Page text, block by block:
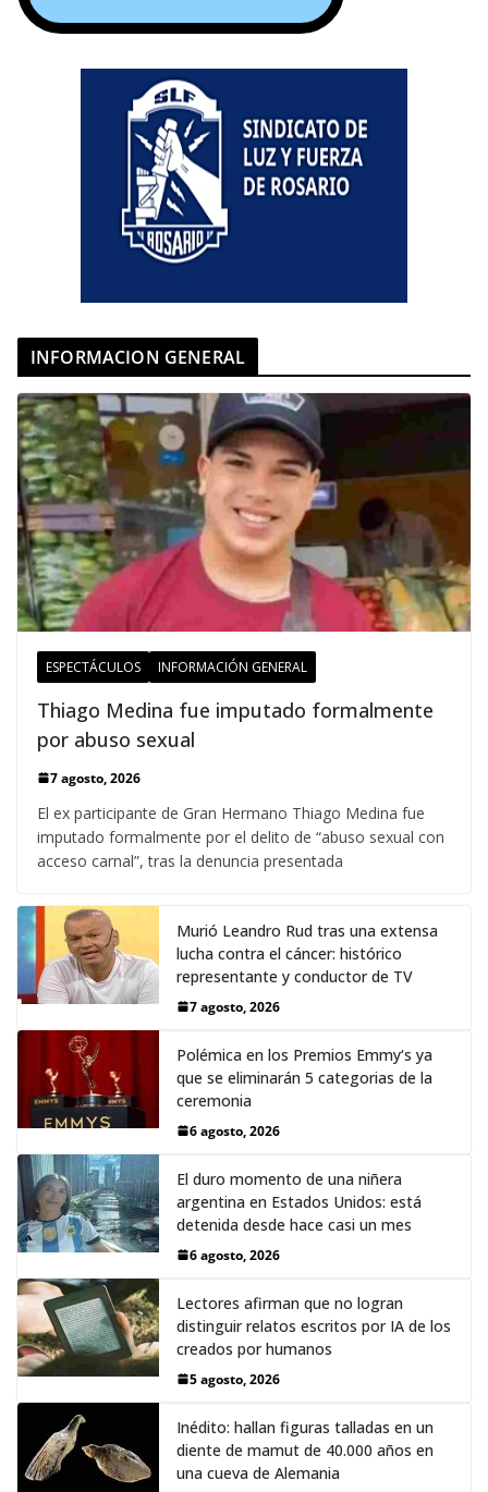
INFORMACION GENERAL
ESPECTÁCULOS INFORMACIÓN GENERAL
Thiago Medina fue imputado formalmente
por abuso sexual
7 agosto, 2026
El ex participante de Gran Hermano Thiago Medina fue
imputado formalmente por el delito de “abuso sexual con
acceso carnal”, tras la denuncia presentada
Murió Leandro Rud tras una extensa
lucha contra el cáncer: histórico
representante y conductor de TV
7 agosto, 2026
Polémica en los Premios Emmy‘s ya
que se eliminarán 5 categorias de la
ceremonia
6 agosto, 2026
El duro momento de una niñera
argentina en Estados Unidos: está
detenida desde hace casi un mes
6 agosto, 2026
Lectores afirman que no logran
distinguir relatos escritos por IA de los
creados por humanos
5 agosto, 2026
Inédito: hallan figuras talladas en un
diente de mamut de 40.000 años en
una cueva de Alemania